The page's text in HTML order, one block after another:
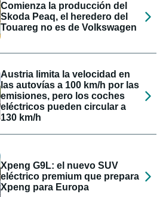
Comienza la producción del
Skoda Peaq, el heredero del
Touareg no es de Volkswagen
Austria limita la velocidad en
las autovías a 100 km/h por las
emisiones, pero los coches
eléctricos pueden circular a
130 km/h
Xpeng G9L: el nuevo SUV
eléctrico premium que prepara
Xpeng para Europa